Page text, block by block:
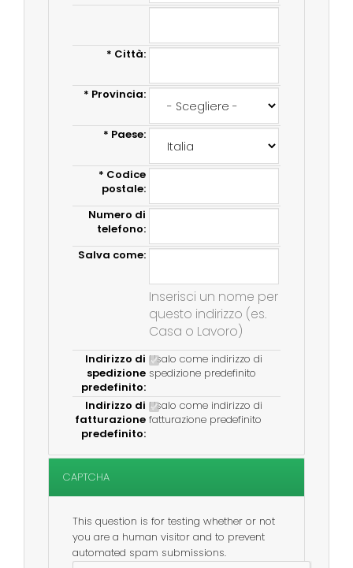
* Città:
* Provincia:
* Paese:
*
postale:
Numero di
telefono:
Salva come:
Inserisci un nome per
questo indirizzo (es.
Casa o Lavoro)
Indirizzo di
spedizione
predefinito:
Usalo come indirizzo di
spedizione predefinito
Indirizzo di
fatturazione
predefinito:
Usalo come indirizzo di
fatturazione predefinito
CAPTCHA
This question is for testing whether or not
you are a human visitor and to prevent
automated spam submissions.